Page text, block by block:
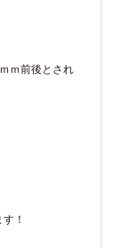
ｍ前後とされ
！